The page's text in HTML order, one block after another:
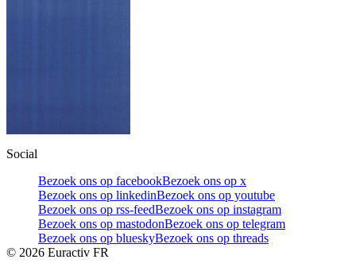
Social
Bezoek ons op facebookBezoek ons op x
Bezoek ons op linkedinBezoek ons op youtube
Bezoek ons op rss-feedBezoek ons op instagram
Bezoek ons op mastodonBezoek ons op telegram
Bezoek ons op blueskyBezoek ons op threads
© 2026 Euractiv FR